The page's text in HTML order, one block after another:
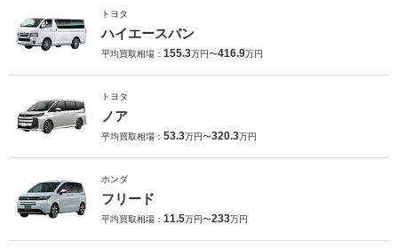
トヨタ
ハイエースバン
平均買取相場： 155.3万円〜416.9万円
トヨタ
ノア
平均買取相場： 53.3万円〜320.3万円
ホンダ
フリード
平均買取相場： 11.5万円〜233万円